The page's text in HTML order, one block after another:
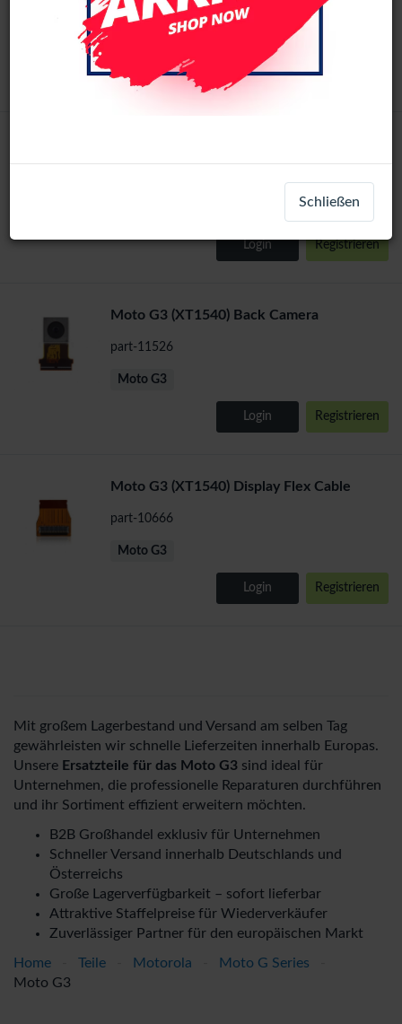
part-10674
Login Registrieren
Login Registrieren
Moto G3 (XT1540) Back Camera
part-11526
Moto G3
Login Registrieren
Moto G3 (XT1540) Display Flex Cable
part-10666
Moto G3
Login Registrieren
Mit großem Lagerbestand und Versand am selben Tag
gewährleisten wir schnelle Lieferzeiten innerhalb Europas.
Unsere Ersatzteile für das Moto G3 sind ideal für
Unternehmen, die professionelle Reparaturen durchführen
und ihr Sortiment effizient erweitern möchten.
B2B Großhandel exklusiv für Unternehmen
Schneller Versand innerhalb Deutschlands und
Österreichs
Große Lagerverfügbarkeit – sofort lieferbar
Attraktive Staffelpreise für Wiederverkäufer
Zuverlässiger Partner für den europäischen Markt
Home Teile Motorola Moto G Series
Moto G3
Schließen